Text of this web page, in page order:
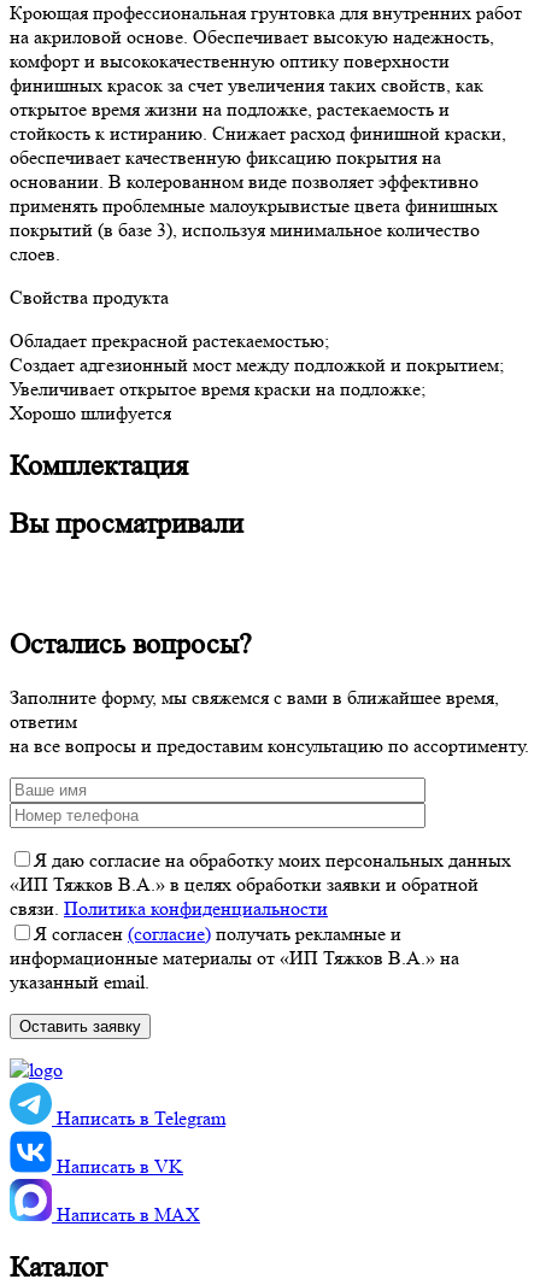
Кроющая профессиональная грунтовка для внутренних работ
на акриловой основе. Обеспечивает высокую надежность,
комфорт и высококачественную оптику поверхности
финишных красок за счет увеличения таких свойств, как
открытое время жизни на подложке, растекаемость и
стойкость к истиранию. Снижает расход финишной краски,
обеспечивает качественную фиксацию покрытия на
основании. В колерованном виде позволяет эффективно
применять проблемные малоукрывистые цвета финишных
покрытий (в базе 3), используя минимальное количество
слоев.
Cвойства продукта
Обладает прекрасной растекаемостью;
Создает адгезионный мост между подложкой и покрытием;
Увеличивает открытое время краски на подложке;
Хорошо шлифуется
Комплектация
Вы просматривали
Остались вопросы?
Заполните форму, мы свяжемся с вами в ближайшее время,
ответим
на все вопросы и предоставим консультацию по ассортименту.
Я даю согласие на обработку моих персональных данных
«ИП Тяжков В.А.» в целях обработки заявки и обратной
связи. Политика конфиденциальности
Я согласен (согласие) получать рекламные и
информационные материалы от «ИП Тяжков В.А.» на
указанный email.
Написать в Telegram
Написать в VK
Написать в MАХ
Каталог